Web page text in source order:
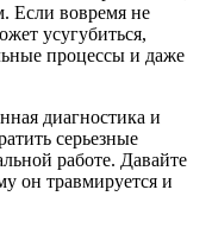
Если вовремя не
усугубиться,
процессы и даже
диагностика и
серьезные
работе. Давайте
он травмируется и